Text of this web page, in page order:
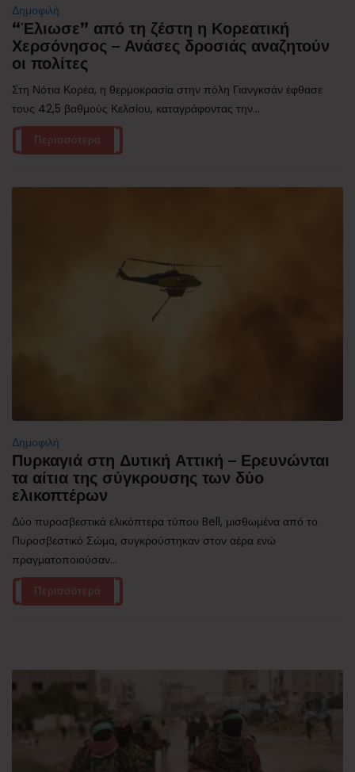
Δημοφιλή
“Έλιωσε” από τη ζέστη η Κορεατική
Χερσόνησος – Ανάσες δροσιάς αναζητούν
οι πολίτες
Στη Νότια Κορέα, η θερμοκρασία στην πόλη Γιανγκσάν έφθασε
τους 42,5 βαθμούς Κελσίου, καταγράφοντας την...
Περισσότερα
Δημοφιλή
Πυρκαγιά στη Δυτική Αττική – Ερευνώνται
τα αίτια της σύγκρουσης των δύο
ελικοπτέρων
Δύο πυροσβεστικά ελικόπτερα τύπου Bell, μισθωμένα από το
Πυροσβεστικό Σώμα, συγκρούστηκαν στον αέρα ενώ
πραγματοποιούσαν...
Περισσότερα